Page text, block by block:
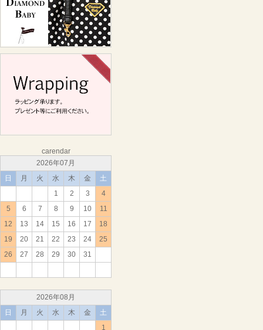
carendar
2026年07月
日
月 火 水 木 金
土
1
2 3
4
5
6 7 8 9 10
11
12
13 14 15 16 17
18
19
20 21 22 23 24
25
26
27 28 29 30 31
2026年08月
日
月 火 水 木 金
土
1